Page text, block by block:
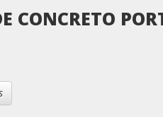
CONCRETO